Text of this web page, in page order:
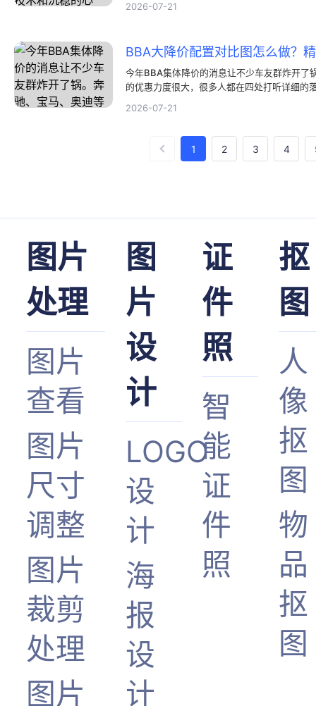
贺海报，以此来分享这份荣誉。不过，很多没
想象中那么复杂，只要选对好用的工具并直接
让人眼前一亮的荣誉海报。
2026-07-21
今年BBA集体降价的消息让不少车友群炸开了
的优惠力度很大，很多人都在四处打听详细的
和官方指导价整理成一张清晰直观的对比长图
2026-07-21
1 2 3 4
图片
处理
图片
查看
图片
尺寸
调整
图片
裁剪
处理
图片
图
片
设
计
LOGO
设
计
海
报
设
计
证
件
照
智
能
证
件
照
抠
图
人
像
抠
图
物
品
抠
图